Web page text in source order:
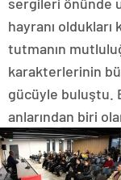
hayranı
tutmanın
karakterlerinin
gücüyle buluştu.
anlarından biri